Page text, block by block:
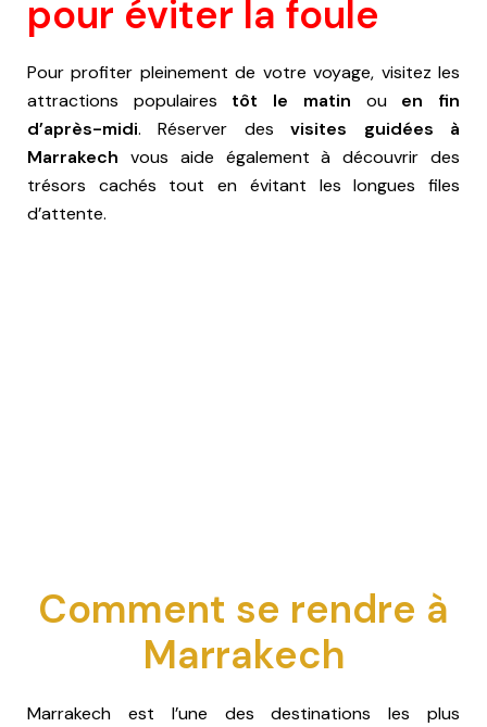
pour éviter la foule
Pour profiter pleinement de votre voyage, visitez les
attractions populaires tôt le matin ou en fin
d’après-midi. Réserver desvisites guidées à
Marrakech vous aide également à découvrir des
trésors cachés tout en évitant les longues files
d’attente.
Comment se rendre à
Marrakech
Marrakech est l’une des destinations les plus